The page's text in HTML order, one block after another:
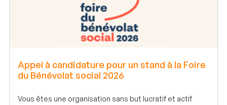
Appel à candidature pour un stand à la Foire
du Bénévolat social 2026
Vous êtes une organisation sans but lucratif et actif